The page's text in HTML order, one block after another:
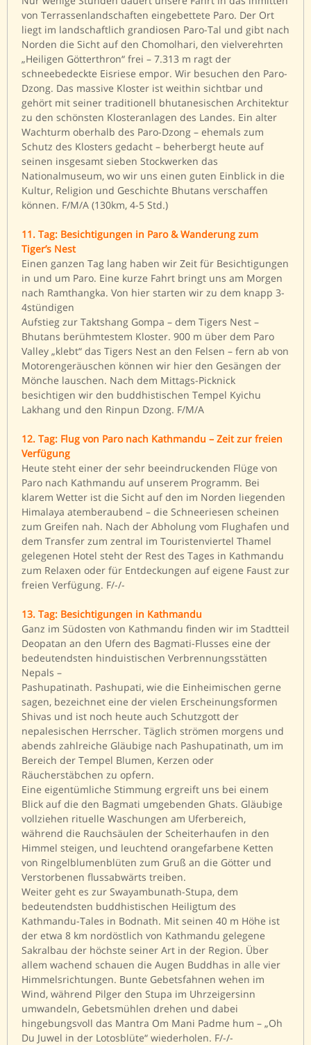
von Terrassenlandschaften eingebettete Paro. Der Ort
liegt im landschaftlich grandiosen Paro-Tal und gibt nach
Norden die Sicht auf den Chomolhari, den vielverehrten
„Heiligen Götterthron“ frei – 7.313 m ragt der
schneebedeckte Eisriese empor. Wir besuchen den Paro-
Dzong. Das massive Kloster ist weithin sichtbar und
gehört mit seiner traditionell bhutanesischen Architektur
zu den schönsten Klosteranlagen des Landes. Ein alter
Wachturm oberhalb des Paro-Dzong – ehemals zum
Schutz des Klosters gedacht – beherbergt heute auf
seinen insgesamt sieben Stockwerken das
Nationalmuseum, wo wir uns einen guten Einblick in die
Kultur, Religion und Geschichte Bhutans verschaffen
können. F/M/A (130km, 4-5 Std.)
11. Tag: Besichtigungen in Paro & Wanderung zum
Tiger’s Nest
Einen ganzen Tag lang haben wir Zeit für Besichtigungen
in und um Paro. Eine kurze Fahrt bringt uns am Morgen
nach Ramthangka. Von hier starten wir zu dem knapp 3-
4stündigen
Aufstieg zur Taktshang Gompa – dem Tigers Nest –
Bhutans berühmtestem Kloster. 900 m über dem Paro
Valley „klebt“ das Tigers Nest an den Felsen – fern ab von
Motorengeräuschen können wir hier den Gesängen der
Mönche lauschen. Nach dem Mittags-Picknick
besichtigen wir den buddhistischen Tempel Kyichu
Lakhang und den Rinpun Dzong. F/M/A
12. Tag: Flug von Paro nach Kathmandu – Zeit zur freien
Verfügung
Heute steht einer der sehr beeindruckenden Flüge von
Paro nach Kathmandu auf unserem Programm. Bei
klarem Wetter ist die Sicht auf den im Norden liegenden
Himalaya atemberaubend – die Schneeriesen scheinen
zum Greifen nah. Nach der Abholung vom Flughafen und
dem Transfer zum zentral im Touristenviertel Thamel
gelegenen Hotel steht der Rest des Tages in Kathmandu
zum Relaxen oder für Entdeckungen auf eigene Faust zur
freien Verfügung. F/-/-
13. Tag: Besichtigungen in Kathmandu
Ganz im Südosten von Kathmandu finden wir im Stadtteil
Deopatan an den Ufern des Bagmati-Flusses eine der
bedeutendsten hinduistischen Verbrennungsstätten
Nepals –
Pashupatinath. Pashupati, wie die Einheimischen gerne
sagen, bezeichnet eine der vielen Erscheinungsformen
Shivas und ist noch heute auch Schutzgott der
nepalesischen Herrscher. Täglich strömen morgens und
abends zahlreiche Gläubige nach Pashupatinath, um im
Bereich der Tempel Blumen, Kerzen oder
Räucherstäbchen zu opfern.
Eine eigentümliche Stimmung ergreift uns bei einem
Blick auf die den Bagmati umgebenden Ghats. Gläubige
vollziehen rituelle Waschungen am Uferbereich,
während die Rauchsäulen der Scheiterhaufen in den
Himmel steigen, und leuchtend orangefarbene Ketten
von Ringelblumenblüten zum Gruß an die Götter und
Verstorbenen flussabwärts treiben.
Weiter geht es zur Swayambunath-Stupa, dem
bedeutendsten buddhistischen Heiligtum des
Kathmandu-Tales in Bodnath. Mit seinen 40 m Höhe ist
der etwa 8 km nordöstlich von Kathmandu gelegene
Sakralbau der höchste seiner Art in der Region. Über
allem wachend schauen die Augen Buddhas in alle vier
Himmelsrichtungen. Bunte Gebetsfahnen wehen im
Wind, während Pilger den Stupa im Uhrzeigersinn
umwandeln, Gebetsmühlen drehen und dabei
hingebungsvoll das Mantra Om Mani Padme hum – „Oh
Du Juwel in der Lotosblüte“ wiederholen. F/-/-